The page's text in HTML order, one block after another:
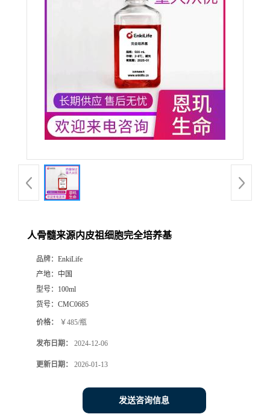
人骨髓来源内皮祖细胞完全培养基
品牌： EnkiLife
产地： 中国
型号： 100ml
货号： CMC0685
价格： ￥485/瓶
发布日期： 2024-12-06
更新日期： 2026-01-13
发送咨询信息